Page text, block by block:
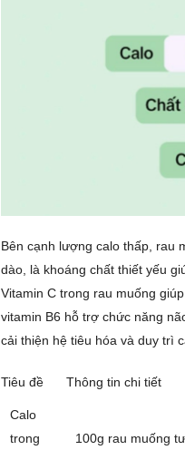
Bên cạnh lượng calo thấp, rau
dào, là khoáng chất thiết yếu
Vitamin C trong rau muống
vitamin B6 hỗ trợ chức năng
cải thiện hệ tiêu hóa và duy trì
Tiêu đề Thông tin chi tiết
Calo
trong
100g rau muống